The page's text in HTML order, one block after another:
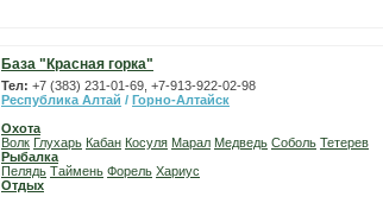
База "Красная горка"
Тел: +7 (383) 231-01-69, +7-913-922-02-98
Республика Алтай / Горно-Алтайск
Охота
Волк Глухарь Кабан Косуля Марал Медведь Соболь Тетерев
Рыбалка
Пелядь Таймень Форель Хариус
Отдых